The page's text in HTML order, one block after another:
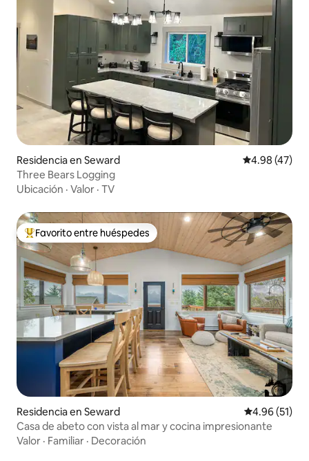
Residencia en Seward Calificación
4.98 (47)
Three Bears Logging
Ubicación · Valor · TV
De los mejores en Favorito entre huéspedes
Favorito entre huéspedes
Residencia en Seward Calificación
4.96 (51)
Casa de abeto con vista al mar y cocina impresionante
Valor · Familiar · Decoración